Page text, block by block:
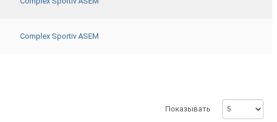
Complex Sportiv ASEM
Показывать